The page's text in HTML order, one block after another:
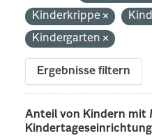
Kinderkrippe
Kindergarten
Ergebnisse filtern
Anteil von Kindern mit